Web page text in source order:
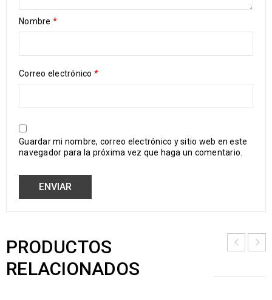
Nombre *
Correo electrónico *
Guardar mi nombre, correo electrónico y sitio web en este
navegador para la próxima vez que haga un comentario.
PRODUCTOS
RELACIONADOS